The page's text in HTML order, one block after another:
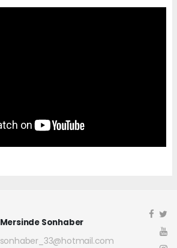
Mersinde Sonhaber
sonhaber_33@hotmail.com